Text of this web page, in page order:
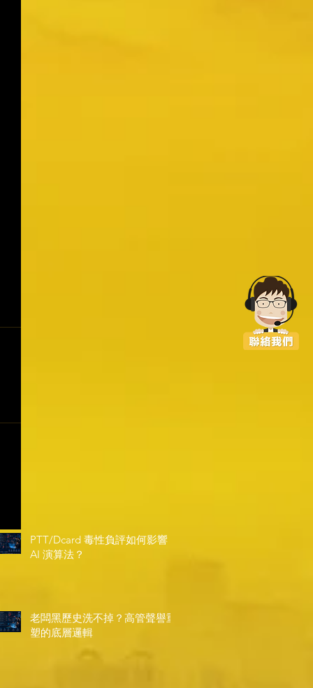
PTT/Dcard 毒性負評如何影響
AI 演算法？
老闆黑歷史洗不掉？高管聲譽重
塑的底層邏輯